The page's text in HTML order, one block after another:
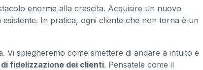
enorme alla crescita. Acquisire un nuovo
In pratica, ogni cliente che non torna è un
spiegheremo come smettere di andare a intuito e
fidelizzazione dei clienti. Pensatele come il